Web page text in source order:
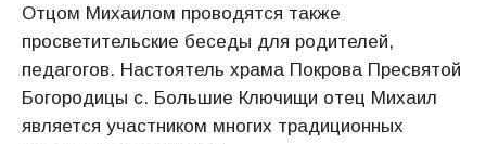
Отцом Михаилом проводятся также
просветительские беседы для родителей,
педагогов. Настоятель храма Покрова Пресвятой
Богородицы с. Большие Ключищи отец Михаил
является участником многих традиционных